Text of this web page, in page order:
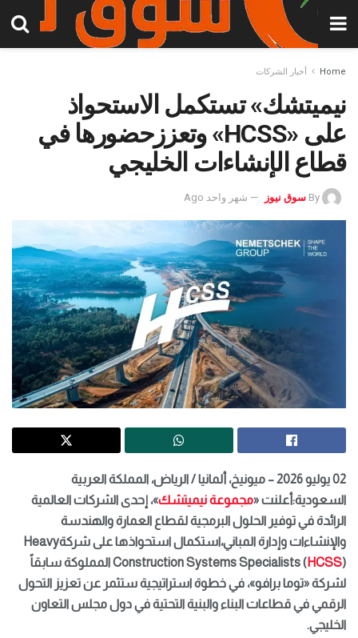
Home أخبار الشركات
نيميتشك» تستكمل الاستحواذ
على «HCSS» وتعززحضورها في
قطاع الإنشاءات الخليجي
By سوق نيوز شهر واحد Ago
02يوليو 2026 –
ميونيخ، ألمانيا / الرياض، المملكة العربية
السعودية:أعلنت «مجموعة نيميتشك»، إحدى الشركات العالمية
الرائدة في توفير الحلول البرمجية لقطاع العمارة والهندسة
والإنشاءات وإدارةالمباني،استكمال استحواذها على شركةHeavy
Construction Systems Specialists (HCSS)
المملوكة سابقاً
لشركة«توما برافو»، في خطوة استراتيجيةستثمر عنتعزيز التحول
الرقمي في قطاعات البناء والبنية التحتية في دول مجلس التعاون
الخليجي.